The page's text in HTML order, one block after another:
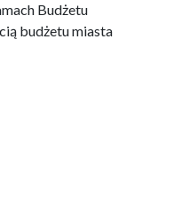
Budżetu
budżetu miasta